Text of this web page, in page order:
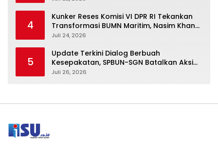
4
Kunker Reses Komisi VI DPR RI Tekankan
Transformasi BUMN Maritim, Nasim Khan
Kawal Penguatan Sektor Laut
Juli 24, 2026
5
Update Terkini Dialog Berbuah
Kesepakatan, SPBUN-SGN Batalkan Aksi
Nasional Setelah Holding Penuhi Sejumlah
Juli 26, 2026